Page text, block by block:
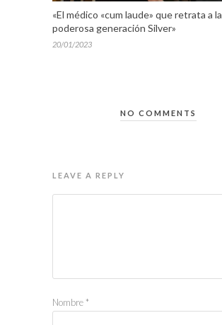
«El médico «cum laude» que retrata a la
poderosa generación Silver»
20/01/2023
NO COMMENTS
LEAVE A REPLY
Nombre *